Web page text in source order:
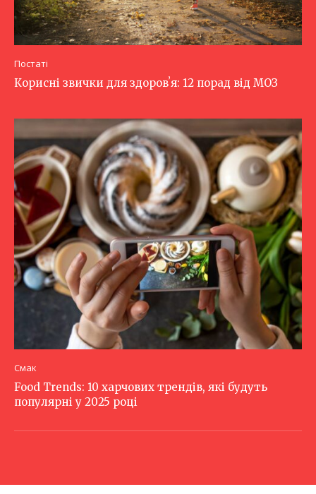
Постаті
Корисні звички для здоровʼя: 12 порад від МОЗ
Смак
Food Trends: 10 харчових трендів, які будуть
популярні у 2025 році